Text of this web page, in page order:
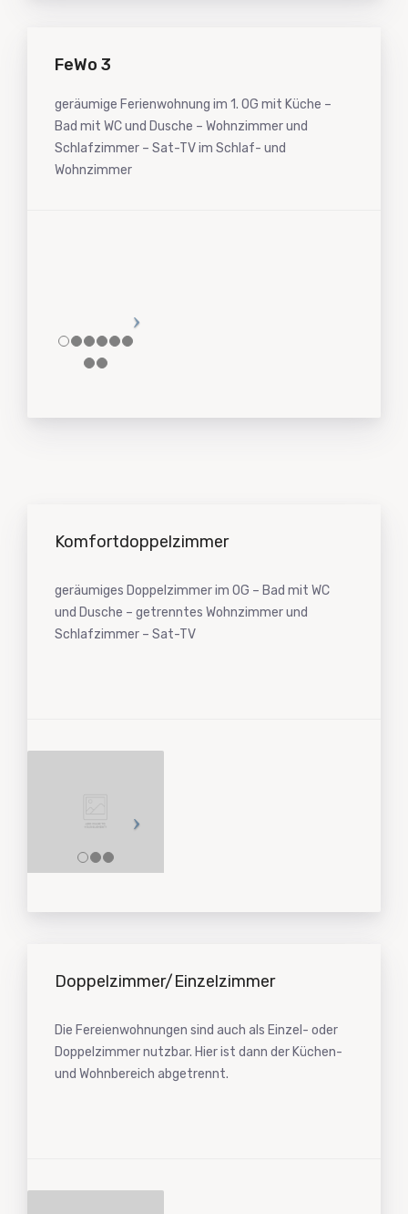
FeWo 3
geräumige Ferienwohnung im 1. OG mit Küche –
Bad mit WC und Dusche – Wohnzimmer und
Schlafzimmer – Sat-TV im Schlaf- und
Wohnzimmer
Komfortdoppelzimmer
geräumiges Doppelzimmer im OG – Bad mit WC
und Dusche – getrenntes Wohnzimmer und
Schlafzimmer – Sat-TV
Doppelzimmer/Einzelzimmer
Die Fereienwohnungen sind auch als Einzel- oder
Doppelzimmer nutzbar. Hier ist dann der Küchen-
und Wohnbereich abgetrennt.